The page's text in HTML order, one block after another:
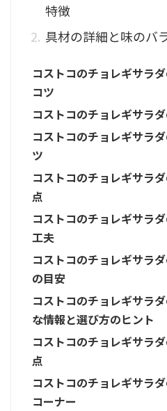
特徴
具材の詳細と味のバ
コストコのチョレギサラ
コツ
コストコのチョレギサラ
コストコのチョレギサラ
ツ
コストコのチョレギサラ
点
コストコのチョレギサラ
工夫
コストコのチョレギサラ
の目安
コストコのチョレギサラ
な情報と選び方のヒント
コストコのチョレギサラ
点
コストコのチョレギサラ
コーナー